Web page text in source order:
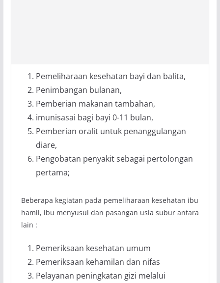
Pemeliharaan kesehatan bayi dan balita,
Penimbangan bulanan,
Pemberian makanan tambahan,
imunisasai bagi bayi 0-11 bulan,
Pemberian oralit untuk penanggulangan
diare,
Pengobatan penyakit sebagai pertolongan
pertama;
Beberapa kegiatan pada pemeliharaan kesehatan ibu
hamil, ibu menyusui dan pasangan usia subur antara
lain :
Pemeriksaan kesehatan umum
Pemeriksaan kehamilan dan nifas
Pelayanan peningkatan gizi melalui